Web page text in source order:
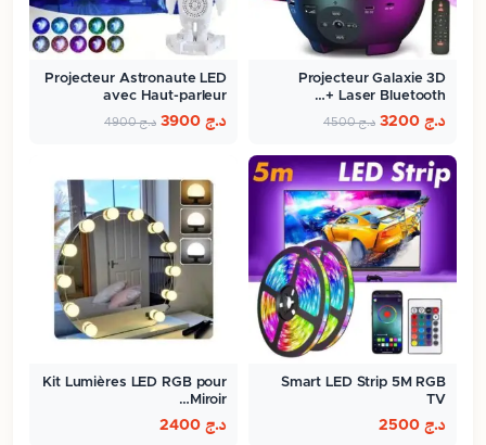
Projecteur Galaxie 3D
Laser Bluetooth +…
د.ج د.ج4500
Projecteur Astronaute LED
avec Haut-parleur
Bluetooth…
د.ج د.ج4900
Smart LED Strip 5M RGB
TV
د.ج
Kit Lumières LED RGB pour
Miroir…
د.ج